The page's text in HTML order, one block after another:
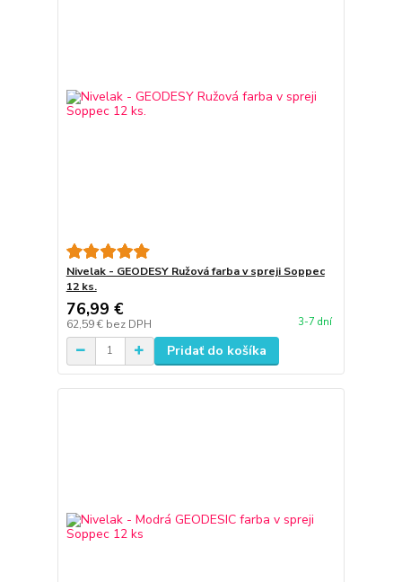
Nivelak - GEODESY Ružová farba v spreji Soppec
12 ks.
76,99 €
62,59 € bez DPH 3-7 dní
Pridať do košíka